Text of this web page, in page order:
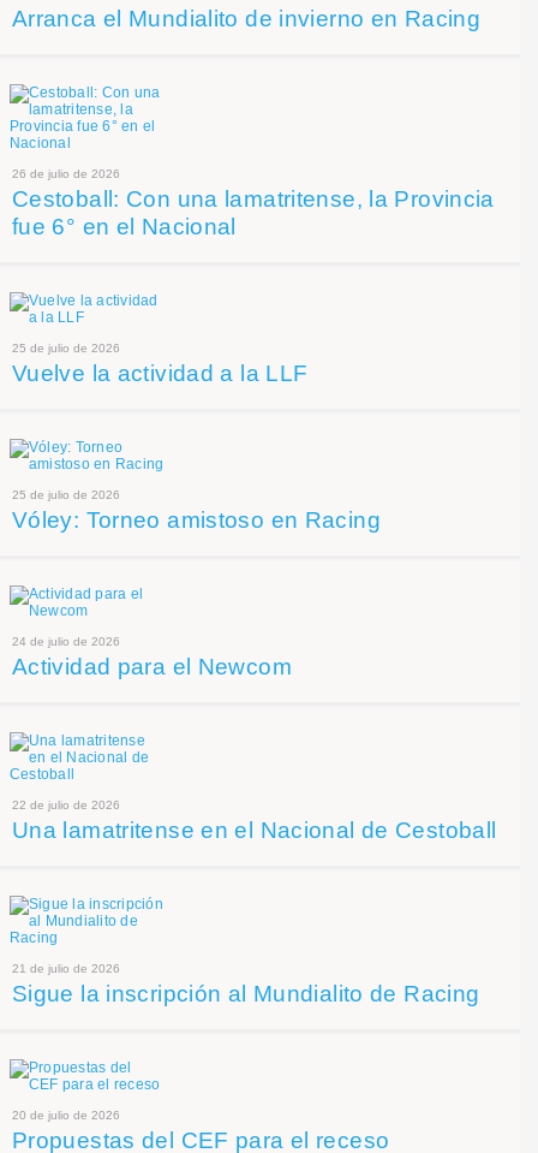
Arranca el Mundialito de invierno en Racing
26 de julio de 2026
Cestoball: Con una lamatritense, la Provincia
fue 6° en el Nacional
25 de julio de 2026
Vuelve la actividad a la LLF
25 de julio de 2026
Vóley: Torneo amistoso en Racing
24 de julio de 2026
Actividad para el Newcom
22 de julio de 2026
Una lamatritense en el Nacional de Cestoball
21 de julio de 2026
Sigue la inscripción al Mundialito de Racing
20 de julio de 2026
Propuestas del CEF para el receso